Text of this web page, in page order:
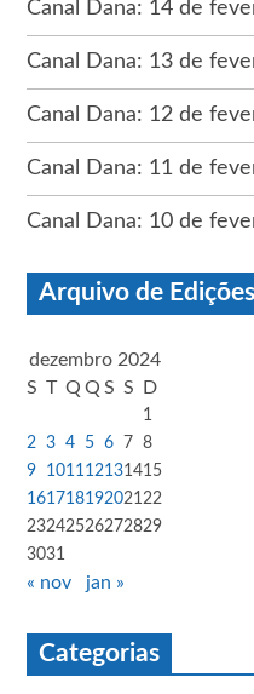
Canal Dana: 14 de
Canal Dana: 13 de
Canal Dana: 12 de
Canal Dana: 11 de
Canal Dana: 10 de
Arquivo de Edições
dezembro 2024
S T Q Q S S D
1
2
3 4 5 6 7 8
9
1011 12131415
161718192021 22
23242526272829
3031
« nov jan »
Categorias